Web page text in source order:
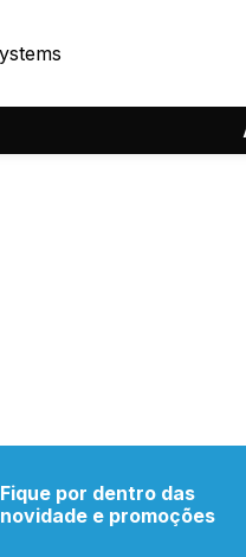
Fique por dentro das
novidade e promoções